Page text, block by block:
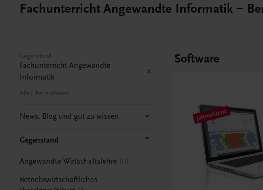
Fachunterricht Angewandte Informatik –
Gegenstand
Fachunterricht Angewandte
Informatik
Alle Filter entfernen
News, Blog und gut zu wissen
Gegenstand
Angewandte Wirtschaftslehre 11
Betriebswirtschaftliches
Software